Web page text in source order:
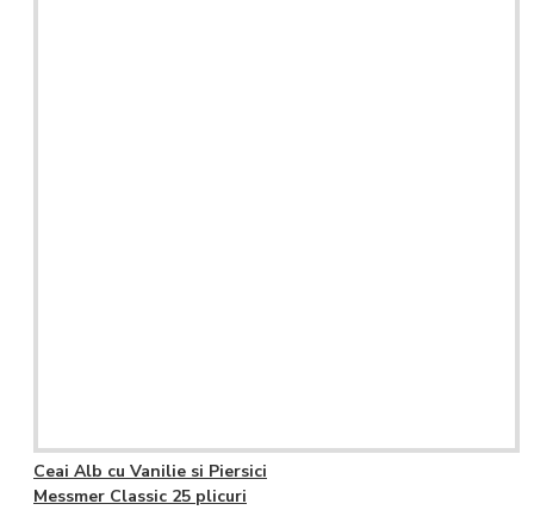
Ceai Alb cu Vanilie si Piersici
Messmer Classic 25 plicuri